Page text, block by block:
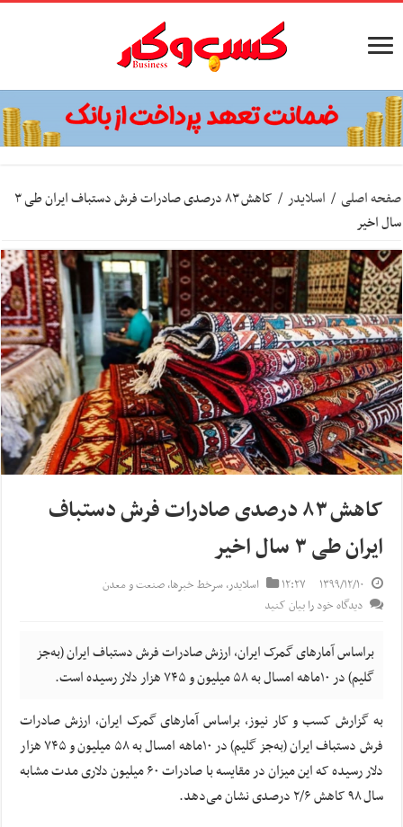
صفحه اصلی / اسلایدر /
کاهش ۸۳ درصدی صادرات فرش دستباف ایران طی ۳
سال اخیر
کاهش ۸۳ درصدی صادرات فرش دستباف
ایران طی ۳ سال اخیر
۱۳۹۹/۱۲/۱۰ ۱۲:۲۷ اسلایدر,سرخط خبرها,صنعت و معدن
دیدگاه خود را بیان کنید
براساس آمارهای گمرک ایران، ارزش صادرات فرش دستباف ایران (به‌جز
گلیم) در ۱۰ماهه امسال به ۵۸ میلیون و ۷۴۵ هزار دلار رسیده است.
به گزارش کسب و کار نیوز، براساس آمارهای گمرک ایران، ارزش صادرات
فرش دستباف ایران (به‌جز گلیم) در ۱۰ماهه امسال به ۵۸ میلیون و ۷۴۵ هزار
دلار رسیده که این میزان در مقایسه با صادرات ۶۰ میلیون دلاری مدت مشابه
سال ۹۸ کاهش ۲/۶ درصدی نشان می‌دهد.